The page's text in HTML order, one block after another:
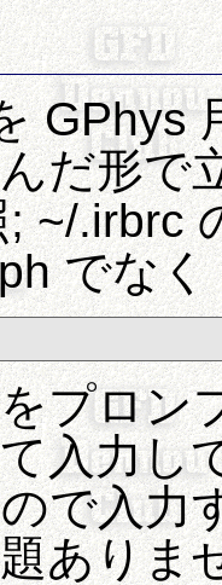
GPhys
だ形で
~/.irbrc
でな
プロン
入力し
で入力
ありま